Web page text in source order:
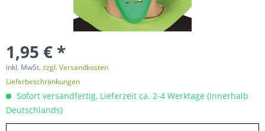
1,95 € *
inkl. MwSt.zzgl. Versandkosten
Lieferbeschränkungen
Sofort versandfertig, Lieferzeit ca. 2-4 Werktage (innerhalb
Deutschlands)